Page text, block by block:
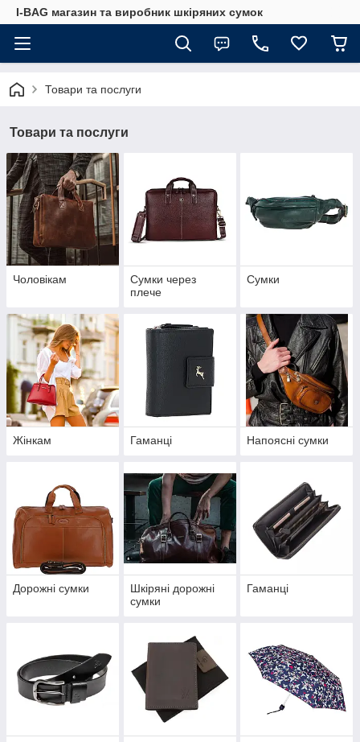
I-BAG магазин та виробник шкіряних сумок
Товари та послуги
Товари та послуги
Чоловікам
Сумки через
плече
Сумки
Жінкам Гаманці Напоясні сумки
Дорожні сумки
Шкіряні дорожні
сумки
Гаманці